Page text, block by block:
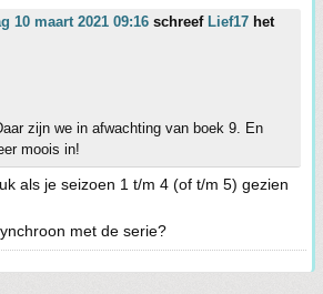
10 maart 2021 09:16 schreef Lief17 het
zijn we in afwachting van boek 9. En
moois in!
als je seizoen 1 t/m 4 (of t/m 5) gezien
met de serie?